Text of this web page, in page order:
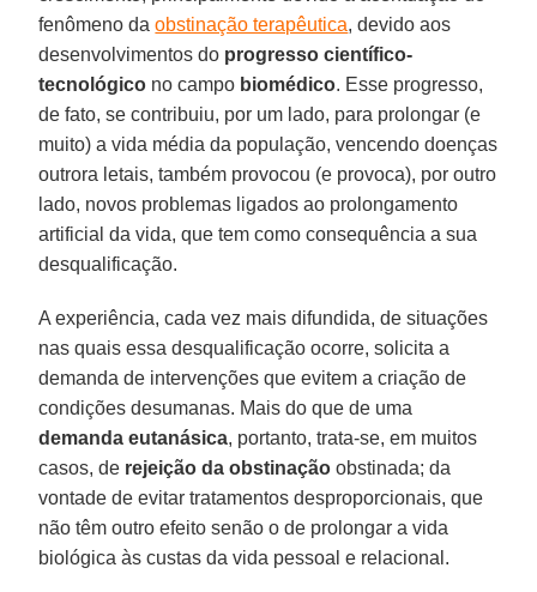
fenômeno daobstinação terapêutica, devido aos
desenvolvimentos do progresso científico-
tecnológico no campo biomédico. Esse progresso,
de fato, se contribuiu, por um lado, para prolongar (e
muito) a vida média da população, vencendo doenças
outrora letais, também provocou (e provoca), por outro
lado, novos problemas ligados ao prolongamento
artificial da vida, que tem como consequência a sua
desqualificação.
A experiência, cada vez mais difundida, de situações
nas quais essa desqualificação ocorre, solicita a
demanda de intervenções que evitem a criação de
condições desumanas. Mais do que de uma
demanda eutanásica, portanto, trata-se, em muitos
casos, de rejeição da obstinação obstinada; da
vontade de evitar tratamentos desproporcionais, que
não têm outro efeito senão o de prolongar a vida
biológica às custas da vida pessoal e relacional.